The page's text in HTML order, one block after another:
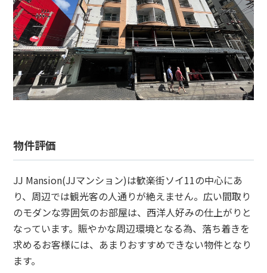
物件評価
JJ Mansion(JJマンション)は歓楽街ソイ11の中心にあ
り、周辺では観光客の人通りが絶えません。広い間取り
のモダンな雰囲気のお部屋は、西洋人好みの仕上がりと
なっています。賑やかな周辺環境となる為、落ち着きを
求めるお客様には、あまりおすすめできない物件となり
ます。